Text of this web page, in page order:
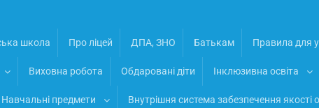
школа Про ліцей ДПА, ЗНО Батькам Правила для
Виховна робота Обдаровані діти Інклюзивна освіта
Навчальні предмети Внутрішня система забезпечення якості